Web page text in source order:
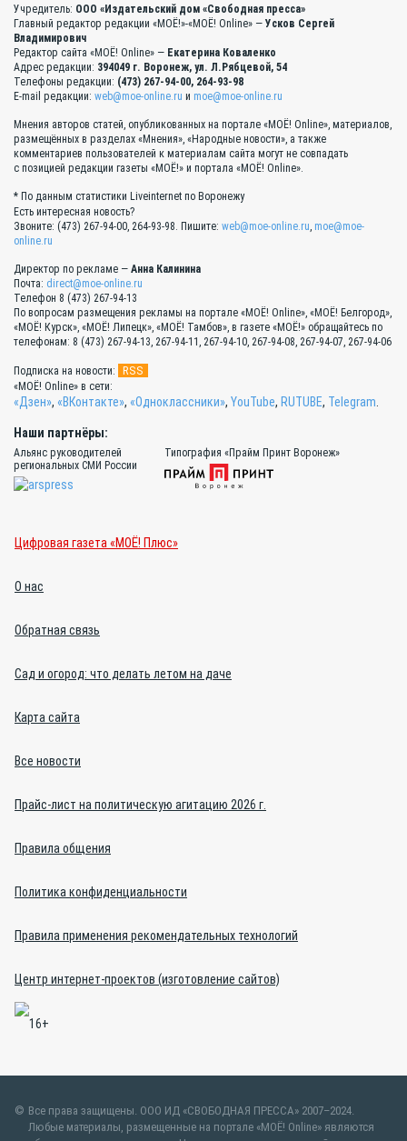
Учредитель: ООО «Издательский дом «Свободная пресса»
Главный редактор редакции «МОЁ!»-«МОЁ! Online» — Усков Сергей
Владимирович
Редактор сайта «МОЁ! Online» — Екатерина Коваленко
Адрес редакции: 394049 г. Воронеж, ул. Л.Рябцевой, 54
Телефоны редакции: (473) 267-94-00, 264-93-98
E-mail редакции: web@moe-online.ru и moe@moe-online.ru
Мнения авторов статей, опубликованных на портале «МОЁ! Online», материалов,
размещённых в разделах «Мнения», «Народные новости», а также
комментариев пользователей к материалам сайта могут не совпадать
с позицией редакции газеты «МОЁ!» и портала «МОЁ! Online».
* По данным статистики Liveinternet по Воронежу
Есть интересная новость?
Звоните: (473) 267-94-00, 264-93-98. Пишите: web@moe-online.ru moe@moe-
online.ru
Директор по рекламе — Анна Калинина
Почта: direct@moe-online.ru
Телефон 8 (473) 267-94-13
По вопросам размещения рекламы на портале «МОЁ! Online», «МОЁ! Белгород»,
«МОЁ! Курск», «МОЁ! Липецк», «МОЁ! Тамбов», в газете «МОЁ!» обращайтесь по
телефонам: 8 (473) 267-94-13, 267-94-11, 267-94-10, 267-94-08, 267-94-07, 267-94-06
Подписка на новости: RSS
«МОЁ! Online» в сети:
«Дзен», «ВКонтакте», «Одноклассники», YouTube, RUTUBE, Telegram
Наши партнёры:
Альянс руководителей
региональных СМИ России
Типография «Прайм Принт Воронеж»
Цифровая газета «МОЁ! Плюс»
О нас
Обратная связь
Сад и огород: что делать летом на даче
Карта сайта
Все новости
Прайс-лист на политическую агитацию 2026 г.
Правила общения
Политика конфиденциальности
Правила применения рекомендательных технологий
Центр интернет-проектов (изготовление сайтов)
Все права защищены. ООО ИД «СВОБОДНАЯ ПРЕССА» 2007–2024.
Любые материалы, размещенные на портале «МОЁ! Online» являются